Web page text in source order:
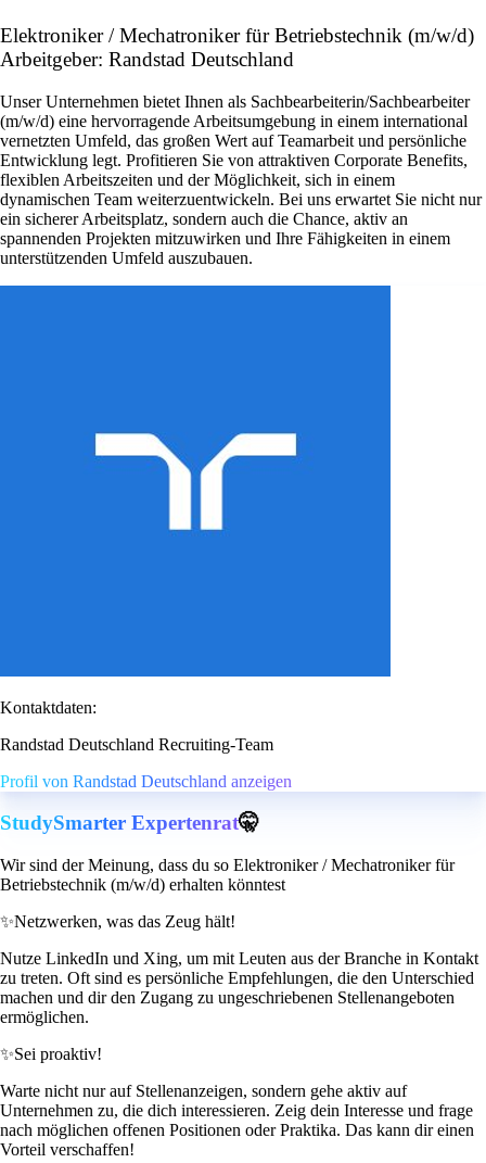
Elektroniker / Mechatroniker für Betriebstechnik (m/w/d)
Arbeitgeber: Randstad Deutschland
Unser Unternehmen bietet Ihnen als Sachbearbeiterin/Sachbearbeiter
(m/w/d) eine hervorragende Arbeitsumgebung in einem international
vernetzten Umfeld, das großen Wert auf Teamarbeit und persönliche
Entwicklung legt. Profitieren Sie von attraktiven Corporate Benefits,
flexiblen Arbeitszeiten und der Möglichkeit, sich in einem
dynamischen Team weiterzuentwickeln. Bei uns erwartet Sie nicht nur
ein sicherer Arbeitsplatz, sondern auch die Chance, aktiv an
spannenden Projekten mitzuwirken und Ihre Fähigkeiten in einem
unterstützenden Umfeld auszubauen.
Kontaktdaten:
Randstad Deutschland Recruiting-Team
Profil von Randstad Deutschland anzeigen
StudySmarter Expertenrat🤫
Wir sind der Meinung, dass du so Elektroniker / Mechatroniker für
Betriebstechnik (m/w/d) erhalten könntest
✨Netzwerken, was das Zeug hält!
Nutze LinkedIn und Xing, um mit Leuten aus der Branche in Kontakt
zu treten. Oft sind es persönliche Empfehlungen, die den Unterschied
machen und dir den Zugang zu ungeschriebenen Stellenangeboten
ermöglichen.
✨Sei proaktiv!
Warte nicht nur auf Stellenanzeigen, sondern gehe aktiv auf
Unternehmen zu, die dich interessieren. Zeig dein Interesse und frage
nach möglichen offenen Positionen oder Praktika. Das kann dir einen
Vorteil verschaffen!